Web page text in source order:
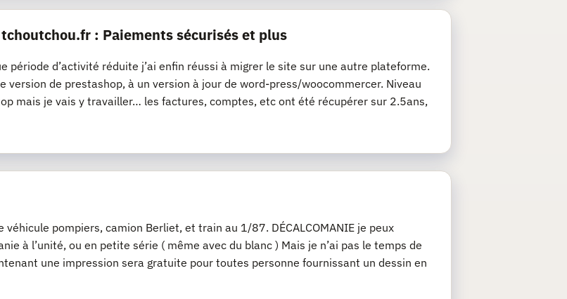
: Paiements sécurisés et plus
période d’activité réduite j’ai enfin réussi à migrer le site sur une autre plateforme.
version de prestashop, à un version à jour de word-press/woocommercer. Niveau
mais je vais y travailler… les factures, comptes, etc ont été récupérer sur 2.5ans,
véhicule pompiers, camion Berliet, et train au 1/87. DÉCALCOMANIE je peux
à l’unité, ou en petite série ( même avec du blanc ) Mais je n’ai pas le temps de
une impression sera gratuite pour toutes personne fournissant un dessin en